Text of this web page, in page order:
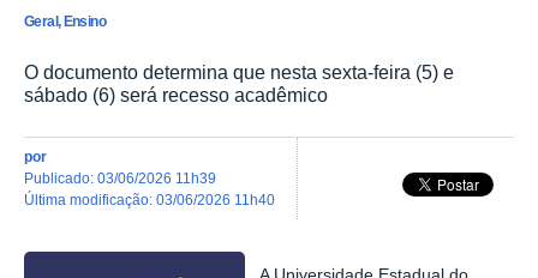
Geral, Ensino
O documento determina que nesta sexta-feira (5) e
sábado (6) será recesso acadêmico
por
publicado: 03/06/2026 11h39
última modificação: 03/06/2026 11h40